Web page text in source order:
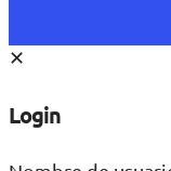
✕
Login